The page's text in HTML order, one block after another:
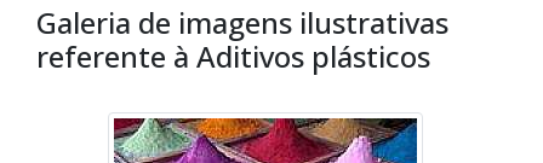
Galeria de imagens ilustrativas
referente à Aditivos plásticos